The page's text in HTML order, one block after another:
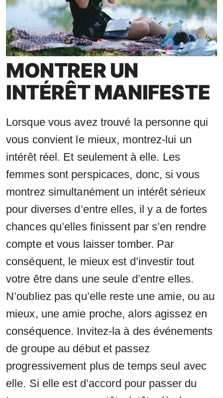
MONTRER UN
INTÉRÊT MANIFESTE
Lorsque vous avez trouvé la personne qui
vous convient le mieux, montrez-lui un
intérêt réel. Et seulement à elle. Les
femmes sont perspicaces, donc, si vous
montrez simultanément un intérêt sérieux
pour diverses d’entre elles, il y a de fortes
chances qu’elles finissent par s’en rendre
compte et vous laisser tomber. Par
conséquent, le mieux est d’investir tout
votre être dans une seule d’entre elles.
N’oubliez pas qu’elle reste une amie, ou au
mieux, une amie proche, alors agissez en
conséquence. Invitez-la à des événements
de groupe au début et passez
progressivement plus de temps seul avec
elle. Si elle est d’accord pour passer du